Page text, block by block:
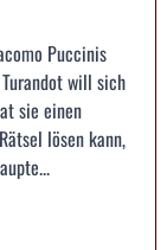
Puccinis
will sich
sie einen
lösen kann,